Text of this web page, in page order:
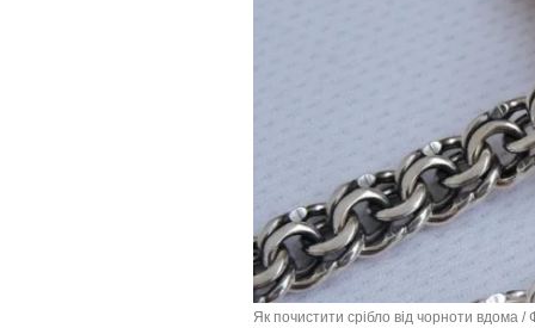
Як почистити срібло від чорноти вдома